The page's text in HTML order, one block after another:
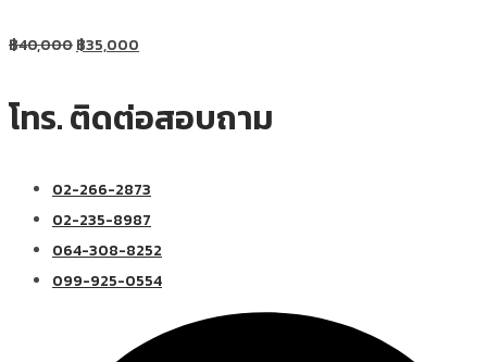
฿40,000฿35,000
โทร. ติดต่อสอบถาม
02-266-2873
02-235-8987
064-308-8252
099-925-0554